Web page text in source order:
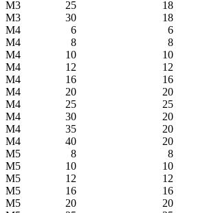
М3
25
18
М3
30
18
М4
6
6
М4
8
8
М4
10
10
М4
12
12
М4
16
16
М4
20
20
М4
25
25
М4
30
20
М4
35
20
М4
40
20
М5
8
8
М5
10
10
М5
12
12
М5
16
16
М5
20
20